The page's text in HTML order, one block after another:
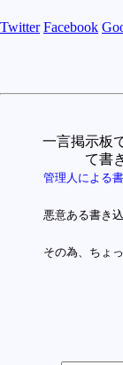
Twitter Facebook
一言掲示板
て書
管理人による
悪意ある書き
その為、ちょ